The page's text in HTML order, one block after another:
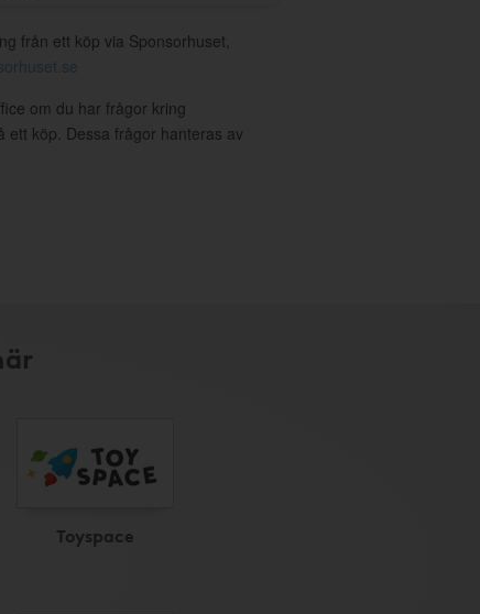
från ett köp via Sponsorhuset,
om du har frågor kring
ett köp. Dessa frågor hanteras av
Toyspace